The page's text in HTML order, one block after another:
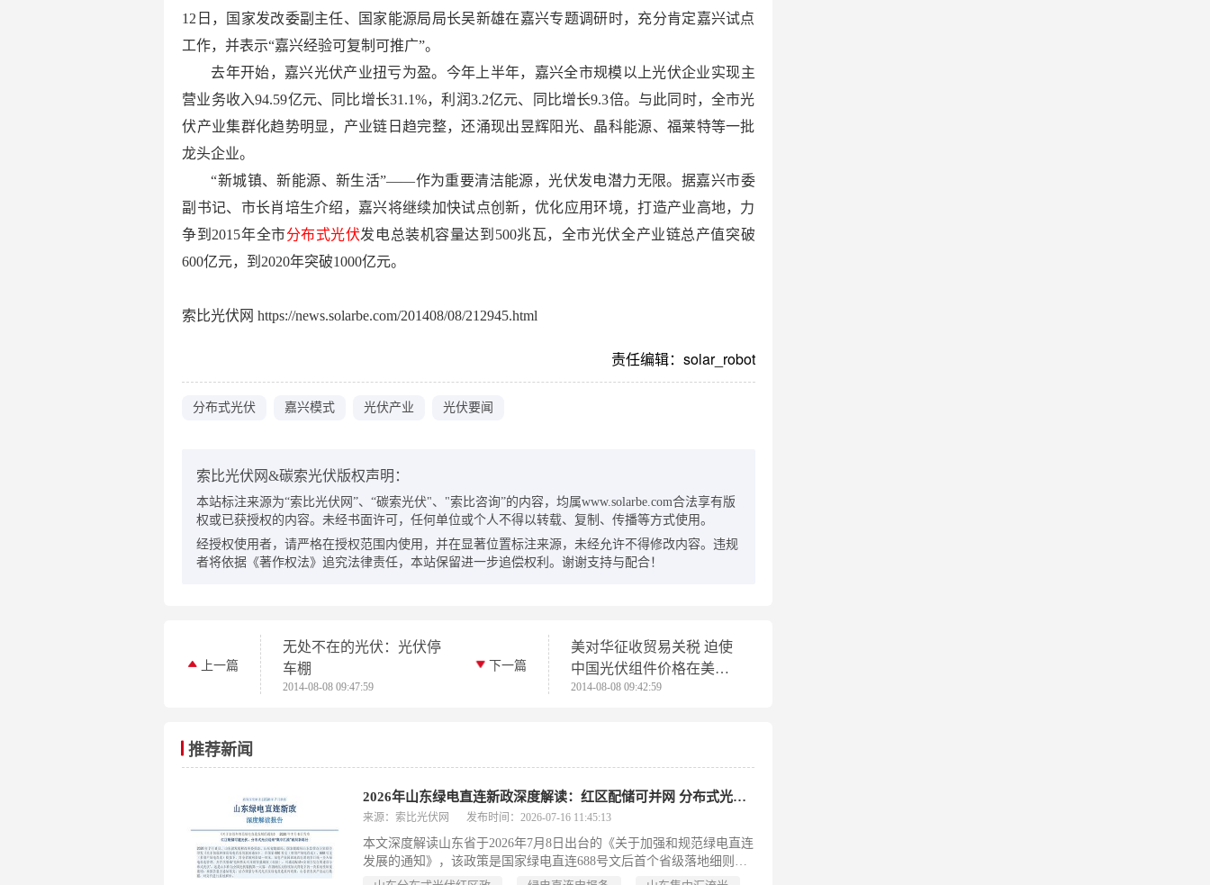
12日，国家发改委副主任、国家能源局局长吴新雄在嘉兴专题调研时，充分肯定嘉兴试点
工作，并表示“嘉兴经验可复制可推广”。
去年开始，嘉兴光伏产业扭亏为盈。今年上半年，嘉兴全市规模以上光伏企业实现主
营业务收入94.59亿元、同比增长31.1%，利润3.2亿元、同比增长9.3倍。与此同时，全市光
伏产业集群化趋势明显，产业链日趋完整，还涌现出昱辉阳光、晶科能源、福莱特等一批
龙头企业。
“新城镇、新能源、新生活”——作为重要清洁能源，光伏发电潜力无限。据嘉兴市委
副书记、市长肖培生介绍，嘉兴将继续加快试点创新，优化应用环境，打造产业高地，力
争到2015年全市分布式光伏发电总装机容量达到500兆瓦，全市光伏全产业链总产值突破
600亿元，到2020年突破1000亿元。
索比光伏网 https://news.solarbe.com/201408/08/212945.html
责任编辑：solar_robot
分布式光伏 嘉兴模式 光伏产业 光伏要闻
索比光伏网&碳索光伏版权声明：
本站标注来源为“索比光伏网”、“碳索光伏"、"索比咨询”的内容，均属www.solarbe.com合法享有版
权或已获授权的内容。未经书面许可，任何单位或个人不得以转载、复制、传播等方式使用。
经授权使用者，请严格在授权范围内使用，并在显著位置标注来源，未经允许不得修改内容。违规
者将依据《著作权法》追究法律责任，本站保留进一步追偿权利。谢谢支持与配合！
上一篇
无处不在的光伏：光伏停
车棚
2014-08-08 09:47:59
下一篇
美对华征收贸易关税 迫使
中国光伏组件价格在美上
涨
2014-08-08 09:42:59
推荐新闻
2026年山东绿电直连新政深度解读：红区配储可并网 分布式光伏消纳迎新路径
来源：索比光伏网 发布时间：2026-07-16 11:45:13
本文深度解读山东省于2026年7月8日出台的《关于加强和规范绿电直连
发展的通知》，该政策是国家绿电直连688号文后首个省级落地细则。
针对山东作为全国光伏装机第一大省所面临的分布式光伏消纳难、电网